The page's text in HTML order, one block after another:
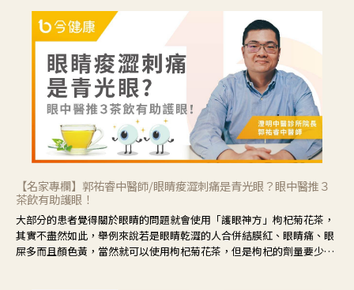
【名家專欄】郭祐睿中醫師/眼睛痠澀刺痛是青光眼？眼中醫推３
茶飲有助護眼！
大部分的患者覺得關於眼睛的問題就會使用「護眼神方」枸杞菊花茶，
其實不盡然如此，舉例來說若是眼睛乾澀的人合併結膜紅、眼睛痛、眼
屎多而且顏色黃，當然就可以使用枸杞菊花茶，但是枸杞的劑量要少，